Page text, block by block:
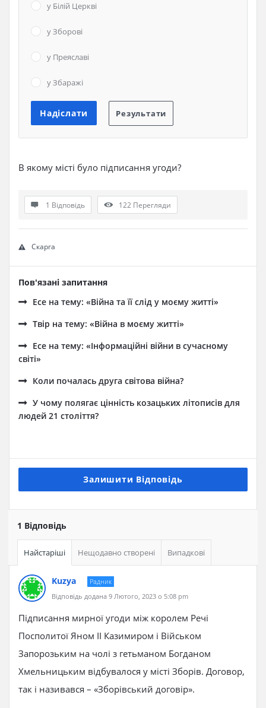
у Білій Церкві
у Зборові
у Преяславі
у Збаражі
В якому місті було підписання угоди?
1 Відповідь 122 Перегляди
Скарга
Пов'язані запитання
Есе на тему: «Війна та її слід у моєму житті»
Твір на тему: «Війна в моєму житті»
Есе на тему: «Інформаційні війни в сучасному
світі»
Коли почалась друга світова війна?
У чому полягає цінність козацьких літописів для
людей 21 століття?
Залишити Відповідь
1 Відповідь
Найстаріші Нещодавно створені Випадкові
Kuzya
Радник
Відповідь додана 9 Лютого, 2023 о 5:08 pm
Підписання мирної угоди між королем Речі
Посполитої Яном ІІ Казимиром і Військом
Запорозьким на чолі з гетьманом Богданом
Хмельницьким відбувалося у місті Зборів. Договор,
так і називався – «Зборівський договір».